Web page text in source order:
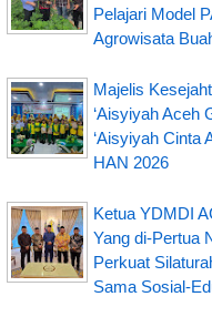
Pelajari Model
Agrowisata
Majelis
‘Aisyiyah Aceh
‘Aisyiyah Cinta
HAN 2026
Ketua YDMDI
Yang di-Pertua
Perkuat
Sama Sosial-